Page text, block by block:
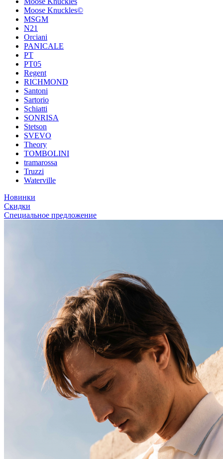
Moose Knuckles©️
MSGM
N21
Orciani
PANICALE
PT
PT05
Regent
RICHMOND
Santoni
Sartorio
Schiatti
SONRISA
Stetson
SVEVO
Theory
TOMBOLINI
tramarossa
Truzzi
Waterville
Новинки
Скидки
Специальное предложение